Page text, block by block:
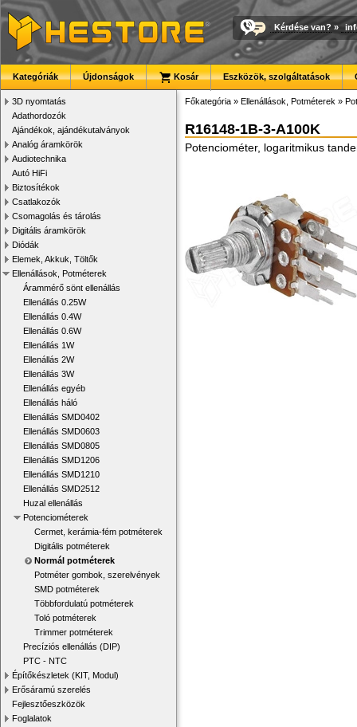
Kérdése van? »
Kategóriák Újdonságok Kosár Eszközök, szolgáltatások
3D nyomtatás
Adathordozók
Ajándékok, ajándékutalványok
Analóg áramkörök
Audiotechnika
Autó HiFi
Biztosítékok
Csatlakozók
Csomagolás és tárolás
Digitális áramkörök
Diódák
Elemek, Akkuk, Töltők
Ellenállások, Potméterek
Árammérő sönt ellenállás
Ellenállás 0.25W
Ellenállás 0.4W
Ellenállás 0.6W
Ellenállás 1W
Ellenállás 2W
Ellenállás 3W
Ellenállás egyéb
Ellenállás háló
Ellenállás SMD0402
Ellenállás SMD0603
Ellenállás SMD0805
Ellenállás SMD1206
Ellenállás SMD1210
Ellenállás SMD2512
Huzal ellenállás
Potenciométerek
Cermet, kerámia-fém potméterek
Digitális potméterek
Normál potméterek
Potméter gombok, szerelvények
SMD potméterek
Többfordulatú potméterek
Toló potméterek
Trimmer potméterek
Precíziós ellenállás (DIP)
PTC - NTC
Építőkészletek (KIT, Modul)
Erősáramú szerelés
Fejlesztőeszközök
Foglalatok
Főkategória » Ellenállások, Potméterek »
R16148-1B-3-A100K
Potenciométer, logaritmikus